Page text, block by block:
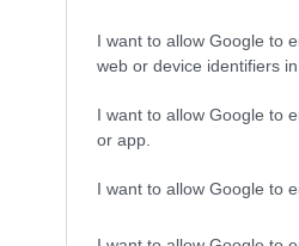
I want to allow Google to
web or device identifiers in
I want to allow Google to
or app.
I want to allow Google to